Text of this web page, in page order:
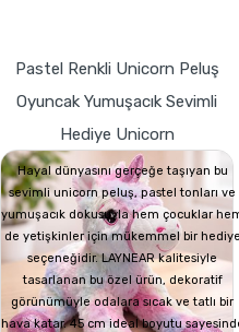
Pastel Renkli Unicorn Peluş
Oyuncak Yumuşacık Sevimli
Hediye Unicorn
Hayal dünyasını gerçeğe taşıyan bu
sevimli unicorn peluş, pastel tonları ve
yumuşacık dokusuyla hem çocuklar
de yetişkinler için mükemmel bir
seçeneğidir. LAYNEAR kalitesiyle
tasarlanan bu özel ürün, dekoratif
görünümüyle odalara sıcak ve tatlı bir
hava katar. 45 cm ideal boyutu